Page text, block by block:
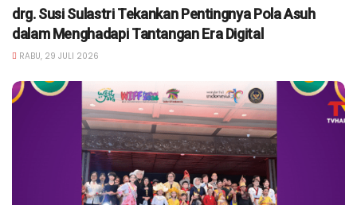
drg. Susi Sulastri Tekankan Pentingnya Pola Asuh
dalam Menghadapi Tantangan Era Digital
RABU, 29 JULI 2026